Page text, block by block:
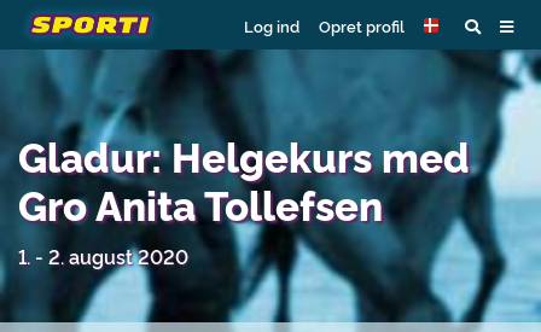
Log ind Opret profil
Gladur: Helgekurs med
Gro Anita Tollefsen
1. - 2. august 2020